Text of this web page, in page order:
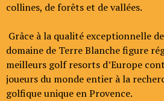
collines, de forêts et de vallées.
Grâce à la qualité exceptionnelle
domaine de Terre Blanche figure
meilleurs golf resorts d’Europe
joueurs du monde entier à la
golfique unique en Provence.